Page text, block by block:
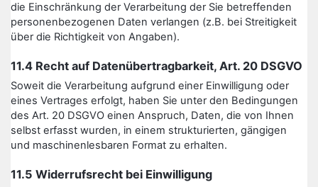
die Einschränkung der Verarbeitung der Sie betreffenden
personenbezogenen Daten verlangen (z.B. bei Streitigkeit
über die Richtigkeit von Angaben).
11.4 Recht auf Datenübertragbarkeit, Art. 20 DSGVO
Soweit die Verarbeitung aufgrund einer Einwilligung oder
eines Vertrages erfolgt, haben Sie unter den Bedingungen
des Art. 20 DSGVO einen Anspruch, Daten, die von Ihnen
selbst erfasst wurden, in einem strukturierten, gängigen
und maschinenlesbaren Format zu erhalten.
11.5 Widerrufsrecht bei Einwilligung